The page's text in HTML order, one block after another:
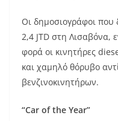
Οι δημοσιογράφοι που
2,4 JTD στη Λισαβόνα,
φορά οι κινητήρες
και χαμηλό θόρυβο
βενζινοκινητήρων.
“Car of the Year”